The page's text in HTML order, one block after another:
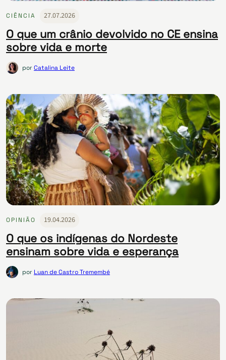
CIÊNCIA 27.07.2026
O que um crânio devolvido no CE ensina
sobre vida e morte
porCatalina Leite
OPINIÃO 19.04.2026
O que os indígenas do Nordeste
ensinam sobre vida e esperança
por Luan de Castro Tremembé